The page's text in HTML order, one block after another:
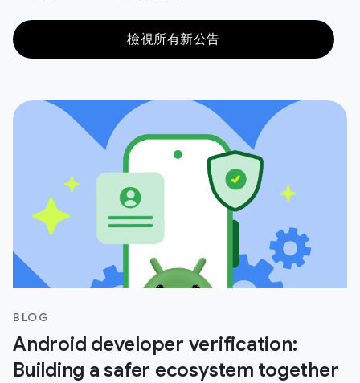
檢視所有新公告
BLOG
Android developer verification:
Building a safer ecosystem together